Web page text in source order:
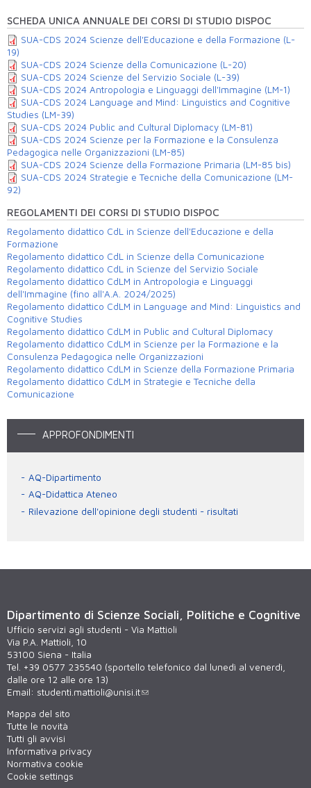
SCHEDA UNICA ANNUALE DEI CORSI DI STUDIO DISPOC
SUA-CDS 2024 Scienze dell'Educazione e della Formazione (L-
19)
SUA-CDS 2024 Scienze della Comunicazione (L-20)
SUA-CDS 2024 Scienze del Servizio Sociale (L-39)
SUA-CDS 2024 Antropologia e Linguaggi dell'Immagine (LM-1)
SUA-CDS 2024 Language and Mind: Linguistics and Cognitive
Studies (LM-39)
SUA-CDS 2024 Public and Cultural Diplomacy (LM-81)
SUA-CDS 2024 Scienze per la Formazione e la Consulenza
Pedagogica nelle Organizzazioni (LM-85)
SUA-CDS 2024 Scienze della Formazione Primaria (LM-85 bis)
SUA-CDS 2024 Strategie e Tecniche della Comunicazione (LM-
92)
REGOLAMENTI DEI CORSI DI STUDIO DISPOC
Regolamento didattico CdL in Scienze dell'Educazione e della
Formazione
Regolamento didattico CdL in Scienze della Comunicazione
Regolamento didattico CdL in Scienze del Servizio Sociale
Regolamento didattico CdLM in Antropologia e Linguaggi
dell'Immagine (fino all'A.A. 2024/2025)
Regolamento didattico CdLM in Language and Mind: Linguistics and
Cognitive Studies
Regolamento didattico CdLM in Public and Cultural Diplomacy
Regolamento didattico CdLM in Scienze per la Formazione e la
Consulenza Pedagogica nelle Organizzazioni
Regolamento didattico CdLM in Scienze della Formazione Primaria
Regolamento didattico CdLM in Strategie e Tecniche della
Comunicazione
APPROFONDIMENTI
AQ-Dipartimento
AQ-Didattica Ateneo
Rilevazione dell'opinione degli studenti - risultati
Dipartimento di Scienze Sociali, Politiche e Cognitive
Ufficio servizi agli studenti - Via Mattioli
Via P.A. Mattioli, 10
53100 Siena - Italia
Tel. +39 0577 235540 (sportello telefonico dal lunedì al venerdì,
dalle ore 12 alle ore 13)
Email: studenti.mattioli@unisi.it
Mappa del sito
Tutte le novità
Tutti gli avvisi
Informativa privacy
Normativa cookie
Cookie settings